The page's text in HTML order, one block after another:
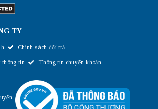
TY
Chính sách đổi trả
thông tin Thông tin chuyển khoản